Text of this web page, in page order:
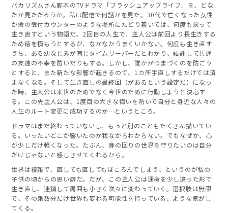
バカリズムさん脚本のTVドラマ「ブラッシュアップライフ」を、どな
たか見ただろうか。私は配信で何話かを見た。30代で亡くなった女性
が命の受付カウンターのような場所にたどり着いては、何度も戻って
生き直すという物語だ。2回目の人生で、主人公は前回より長生きする
ため徳を積もうとするが、なかなかうまくいかない。何度も生き直す
うち、ある幼なじみが同じタイムリーパーだとわかり、結託して共通
の友達の不幸を防いだりもする。しかし、誰かがつまづくのを防ごう
とすると、また新たな影響が起きるので、1カ所手直しするだけでは済
まなくなる。そして生き直しの最終回（があるという設定だ）になっ
た時、主人公は来世のためでなく今世のために行動しようと決心す
る。この先主人公は、1度目の大きな悔いを防いで自分と身近な人々の
人生のルート変更に成功するのか…というところ。
ドラマはまだ終わっていないし、もっと別のこともたくさん描いてい
る。いったいどこが響いたのか我ながらわからない。でもなぜか、心
が少しだけ軽くなった。たぶん、身の回りの世界を守りたいのは自分
だけじゃないと感じさせてくれるから。
世界は複雑で、直しても直してもほころんでしまう、というのが私の
子供の頃からの思い癖だ。だが、この主人公は運命を少し違った形で
生き直し、連鎖して周囲も小さく次々に変わっていく。選択肢は無限
で、その乗数分だけ世界も変わる可能性を持っている、ような気がし
てくる。